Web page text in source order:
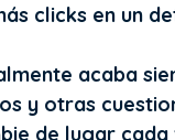
clicks en un
acaba
y otras
de lugar